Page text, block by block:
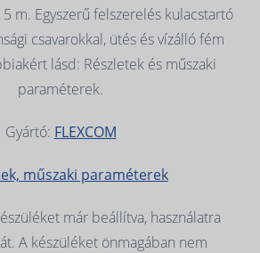
m. Egyszerű felszerelés kulacstartó
csavarokkal, ütés és vízálló fém
lásd: Részletek és műszaki
paraméterek.
Gyártó: FLEXCOM
műszaki paraméterek
már beállítva, használatra
A készüléket önmagában nem